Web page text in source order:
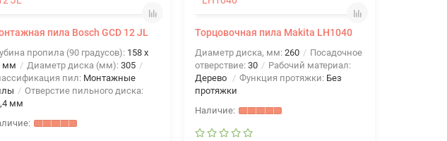
пила Bosch GCD 12 JL
пропила (90 градусов): 158 х
мм
Диаметр диска (мм): 305
пил: Монтажные
Отверстие пильного диска:
мм
Торцовочная пила Makita LH1040
Диаметр диска, мм: 260
Посадочное
отверствие: 30
Рабочий материал:
Дерево
Функция протяжки: Без
протяжки